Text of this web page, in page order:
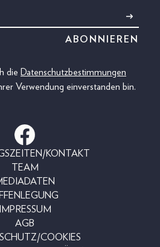
die Datenschutzbestimmungen
Verwendung einverstanden bin.
KONTAKT
TEAM
IMPRESSUM
AGB
COOKIES